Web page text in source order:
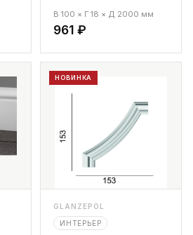
В 100 × Г 18 × Д 2000 мм
961 ₽
НОВИНКА
GLANZEPOL
ИНТЕРЬЕР